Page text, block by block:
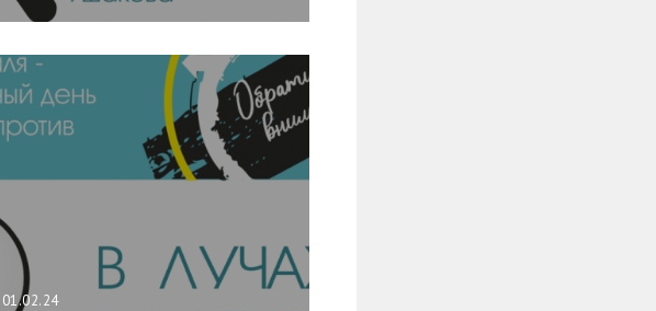
01.02.24